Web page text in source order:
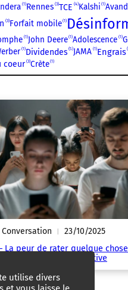
1 Rennes 3 TCE 4 Kalshi 1
3 Forfait mobile 1
1 John Deere 1 Adolescence 1
1 Dividendes 5 JAMA 1 Engrais
coeur 3 Crète 1
Conversation | 23/10/2025
La peur de rater quelque
social et anxiété collective
utilise divers